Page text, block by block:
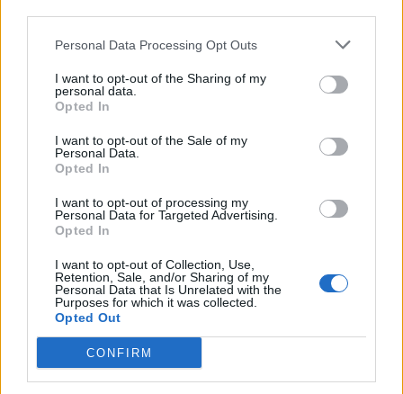
Personal Data Processing Opt Outs
I want to opt-out of the Sharing of my
personal data.
Opted In
I want to opt-out of the Sale of my
Personal Data.
Opted In
I want to opt-out of processing my
Personal Data for Targeted Advertising.
Opted In
I want to opt-out of Collection, Use,
Retention, Sale, and/or Sharing of my
Personal Data that Is Unrelated with the
Purposes for which it was collected.
Opted Out
CONFIRM